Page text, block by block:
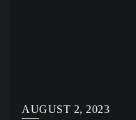
AUGUST 2, 2023